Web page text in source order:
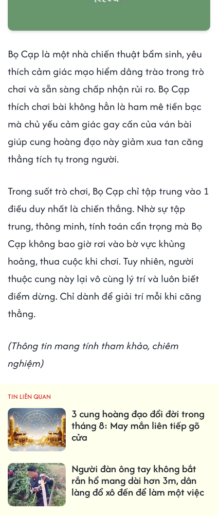
Bọ Cạp là một nhà chiến thuật bẩm sinh, yêu
thích cảm giác mạo hiểm dâng trào trong trò
chơi và sẵn sàng chấp nhận rủi ro. Bọ Cạp
thích chơi bài không hẳn là ham mê tiền bạc
mà chủ yếu cảm giác gay cấn của ván bài
giúp cung hoàng đạo này giảm xua tan căng
thẳng tích tụ trong người.
Trong suốt trò chơi, Bọ Cạp chỉ tập trung vào 1
điều duy nhất là chiến thắng. Nhờ sự tập
trung, thông minh, tính toán cẩn trọng mà Bọ
Cạp không bao giờ rơi vào bờ vực khủng
hoảng, thua cuộc khi chơi. Tuy nhiên, người
thuộc cung này lại vô cùng lý trí và luôn biết
điểm dừng. Chỉ dành để giải trí mỗi khi căng
thẳng.
(Thông tin mang tính tham khảo, chiêm
nghiệm)
TIN LIÊN QUAN
3 cung hoàng đạo đổi đời trong
tháng 8: May mắn liên tiếp gõ
cửa
Người đàn ông tay không bắt
rắn hổ mang dài hơn 3m, dân
làng đổ xô đến để làm một việc